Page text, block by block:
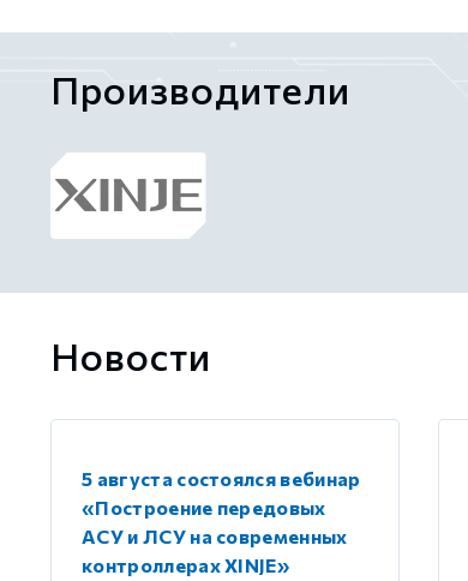
Производители
Новости
5 августа состоялся вебинар
«Построение передовых
АСУ и ЛСУ на современных
контроллерах XINJE»
GCAN